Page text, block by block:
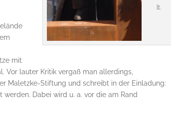
lt.
mit
Vor lauter Kritik vergaß man allerdings,
Maletzke-Stiftung und schreibt in der Einladung:
Dabei wird u. a. vor die am Rand